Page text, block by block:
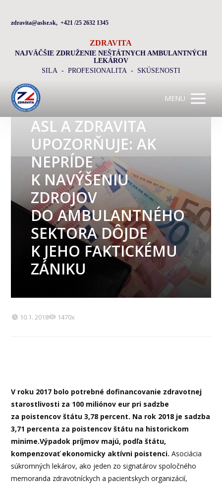
zdravita@aslsr.sk, +421 /25 2632 1345
ZDRAVITA
NAJVÄČŠIE ZDRUŽENIE NEŠTÁTNYCH AMBULANTNÝCH
LEKÁROV
SILA - PROFESIONALITA - SKÚSENOSTI
MENU
ASL A ZDRAVITA
UPOZORŇUJE: AK
NEPRÍDE
K NAVÝŠENIU
ZDROJOV
DO AMBULANTNÉHO
SEKTORA DÔJDE
K JEHO FAKTICKÉMU
ZÁNIKU
10.1. 2018 1470x
V roku 2017 bolo potrebné dofinancovanie zdravotnej
starostlivosti za 100 miliónov eur pri sadzbe
za poistencov štátu 3,78 percent. Na rok 2018 je sadzba
3,71 percenta za poistencov štátu na historickom
minime.Výpadok príjmov majú, podľa štátu,
kompenzovať ekonomicky aktívni poistenci.Asociácia
súkromných lekárov, ako jeden zo signatárov spoločného
memoranda zdravotníckych a pacientskych organizácií,